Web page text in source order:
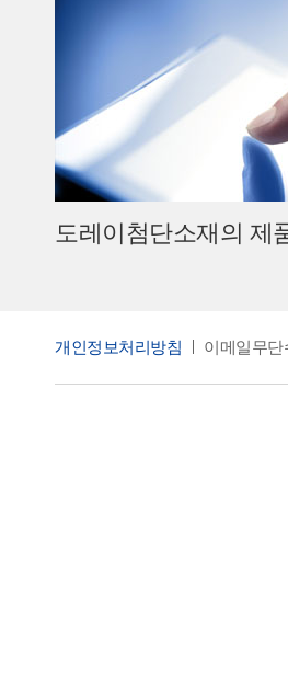
도레이첨단소재의 제
개인정보처리방침 이메일무단